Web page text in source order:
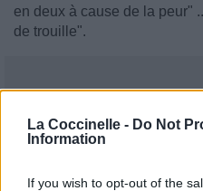
La Coccinelle - Do Not
Information
If you wish to opt-out of the
en deux à cause de la peur"
de trouille".